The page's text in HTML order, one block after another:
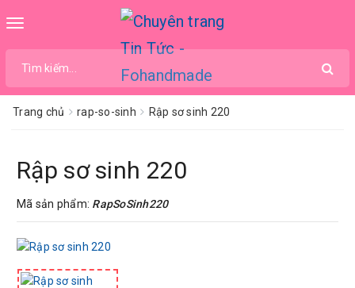
Toggle
Trang chủ rap-so-sinh Rập sơ sinh 220
Rập sơ sinh 220
Mã sản phẩm: RapSoSinh220